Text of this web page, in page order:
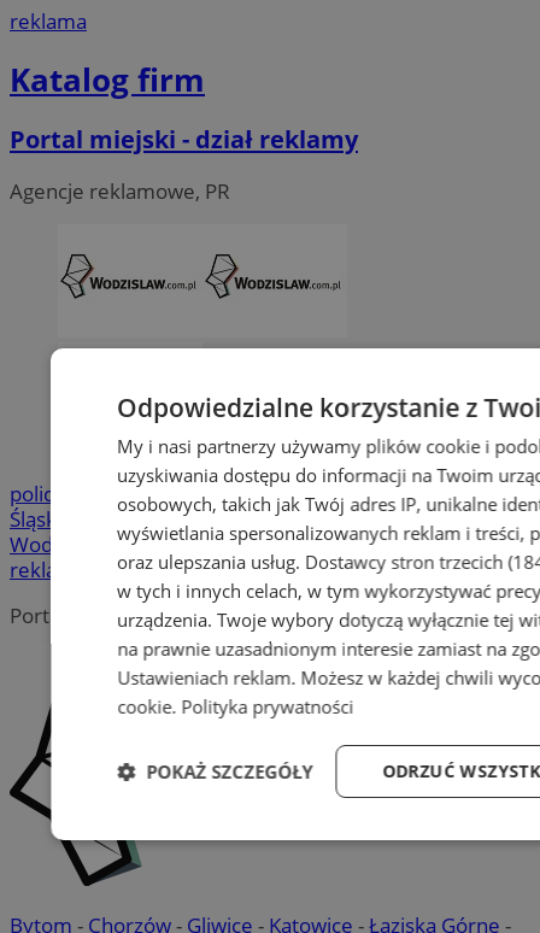
reklama
Katalog firm
Portal miejski - dział reklamy
Agencje reklamowe, PR
policja Urząd Miasta Wodzisław Śląski UM Wodzisław
Śląski
bezpieczeństwoMieczysław KiecapomocKMP
Wodzisław Śląskiwypadek
reklama
Portal należy do sieci
Bytom - Chorzów- Gliwice - Katowice -Łaziska Górne -
Odpowiedzialne korzystanie z
My i nasi partnerzy używamy plików cookie i
uzyskiwania dostępu do informacji na Twoim
osobowych, takich jak Twój adres IP, unikalne
wyświetlania spersonalizowanych reklam i treści,
oraz ulepszania usług. Dostawcy stron trzecich
w tych i innych celach, w tym wykorzystywać
urządzenia. Twoje wybory dotyczą wyłącznie tej
na prawnie uzasadnionym interesie zamiast na
Ustawieniach reklam. Możesz w każdej chwili
cookie. Polityka prywatności
ODRZUĆ
POKAŻ SZCZEGÓŁY
Niezbędne Wydajność